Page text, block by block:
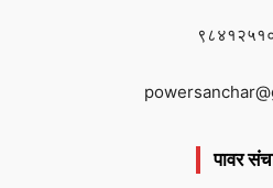
पावर